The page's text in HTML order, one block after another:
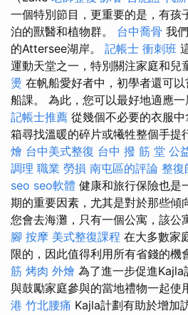
一個特別節目，更重要的是，有孩
泊的獸醫和植物群。 台中喬骨 我
的Attersee湖岸。 記帳士 衝刺班
運動天堂之一，特別關注家庭和兒
燙 在帆船愛好者中，初學者還可
船課。 為此，您可以最好地適應一
記帳士推薦 從幾個不必要的衣服
箱尋找溫暖的碎片或犧牲整個手提
燴 台中美式整復 台中 撥 筋 堂 公
調理 職業 勞損 南屯區的評論 整復
seo seo軟體 健康和旅行保險也是
期的重要因素，尤其是對於那些傾
您會去海灘，只有一個公寓，該公
腳 按摩 美式整復課程 在大多數家
限的，因此值得利用所有省錢的機
筋 烤肉 外燴 為了進一步促進
與鼓勵家庭參與的當地禮物一起使
港 竹北腰痛 Kajla計劃有助於增加